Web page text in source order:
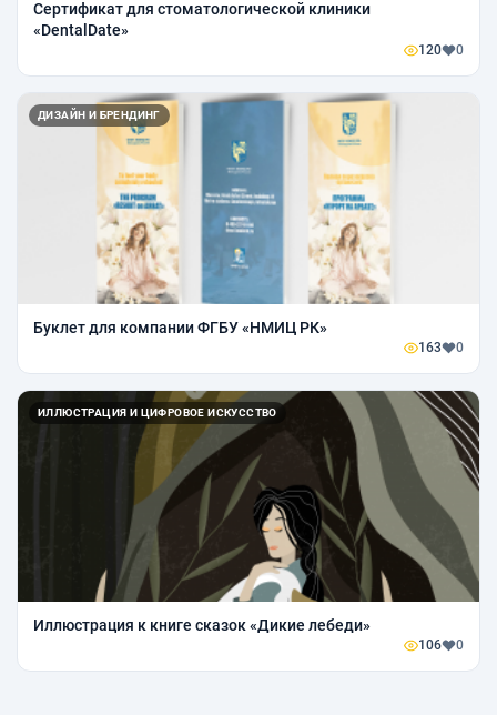
Сертификат для стоматологической клиники
«DentalDate»
120 0
ДИЗАЙН И БРЕНДИНГ
Буклет для компании ФГБУ «НМИЦ РК»
163 0
ИЛЛЮСТРАЦИЯ И ЦИФРОВОЕ ИСКУССТВО
Иллюстрация к книге сказок «Дикие лебеди»
106 0